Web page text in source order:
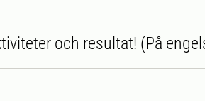
och resultat! (På